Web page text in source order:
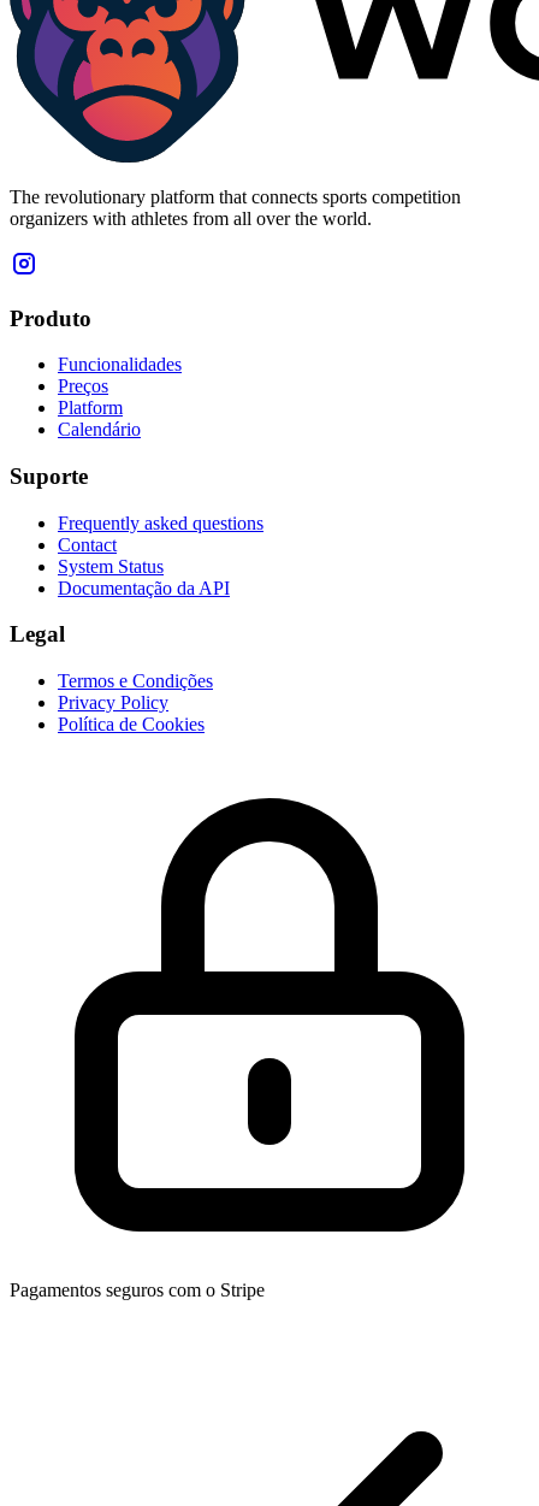
The revolutionary platform that connects sports competition
organizers with athletes from all over the world.
Produto
Funcionalidades
Preços
Platform
Calendário
Suporte
Frequently asked questions
Contact
System Status
Documentação da API
Legal
Termos e Condições
Privacy Policy
Política de Cookies
Pagamentos seguros com o Stripe